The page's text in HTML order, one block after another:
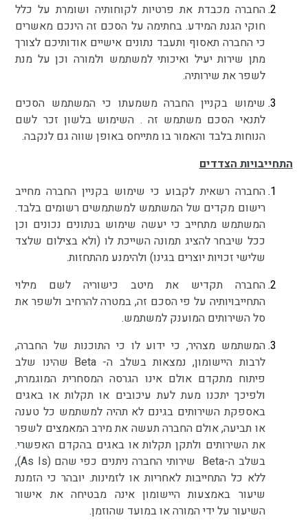
החברה מכבדת את פרטיות לקוחותיה ושומרת על כלל
חוקי הגנת המידע. בחתימה על הסכם זה הינכם מאשרים
כי החברה תאסוף ותעבד נתונים אישיים אודותיכם לצורך
מתן שירות יעיל ואיכותי למשתמש ולמורה וכן על מנת
לשפר את שירותיה.
שימוש בקניין החברה משמעתו כי המשתמש הסכים
לתנאי הסכם משתמש זה . השימוש בלשון זכר לשם
הנוחות בלבד והאמור בו מתייחס באופן שווה גם לנקבה.
התחייבויות הצדדים
החברה רשאית לקבוע כי שימוש בקניין החברה מחייב
רישום מקדים של המשתמש למשתמשים רשומים בלבד.
המשתמש מתחייב כי יעשה שימוש בנתונים נכונים וכן
ככל שיבחר להציג תמונה השייכת לו (ולא בצילום שלצד
שלישי זכויות יוצרים בגינו) ולהימנע מהתחזות.
החברה תקדיש את מיטב כישוריה לשם מילוי
התחייבויותיה על פי הסכם זה, במטרה להרחיב ולשפר את
סל השירותים המוענק למשתמש.
המשתמש מצהיר, כי ידוע לו כי התוכנות של החברה,
לרבות היישומון, נמצאות בשלב ה- Beta שהינו שלב
פיתוח מתקדם אולם אינו הגרסה המסחרית המוגמרת,
ולפיכך יתכנו מעת לעת עיכובים או תקלות או באגים
באספקת השירותים בגינם לא תהיה למשתמש כל טענה
או תביעה, אולם החברה תעשה את מירב המאמצים לשפר
את השירותים ולתקן תקלות או באגים בהקדם האפשרי.
בשלב ה-Beta שירותי החברה ניתנים כפי שהם (As Is),
ללא כל התחייבות לאחריות או לזמינות. יובהר כי הזמנת
שיעור באמצעות היישומון אינה מבטיחה את אישור
השיעור על ידי המורה או במועד שהוזמן.